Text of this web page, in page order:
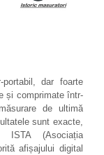
dar foarte
și comprimate într-
de ultimă
sunt exacte,
ISTA (Asociația
afișajului digital